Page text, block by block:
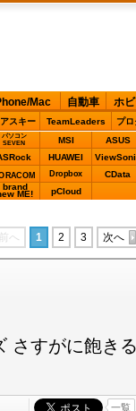
Mac 自動車 ホ
スキー TeamLeaders プ
パソコン
SEVEN
MSI ASUS
HUAWEI
Dropbox CData
brand
ME! pCloud
へ 1 2 3 次へ
さすがに飽き
一覧